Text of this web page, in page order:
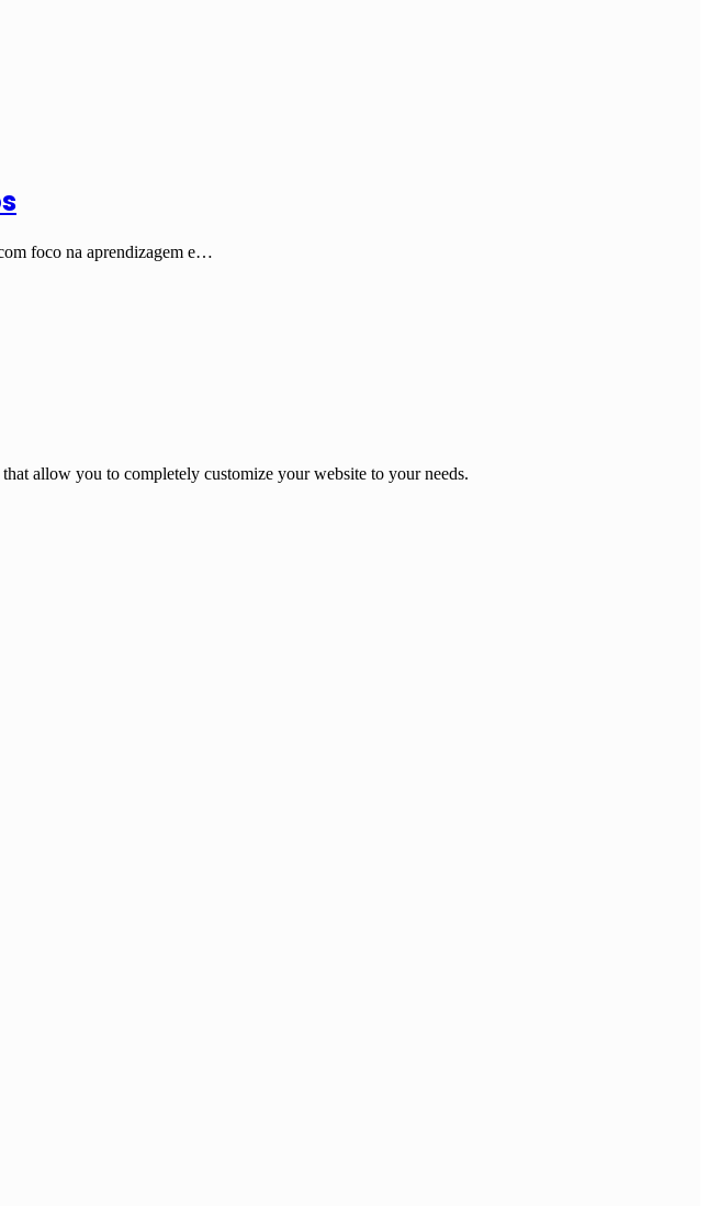
foco na aprendizagem e…
allow you to completely customize your website to your needs.